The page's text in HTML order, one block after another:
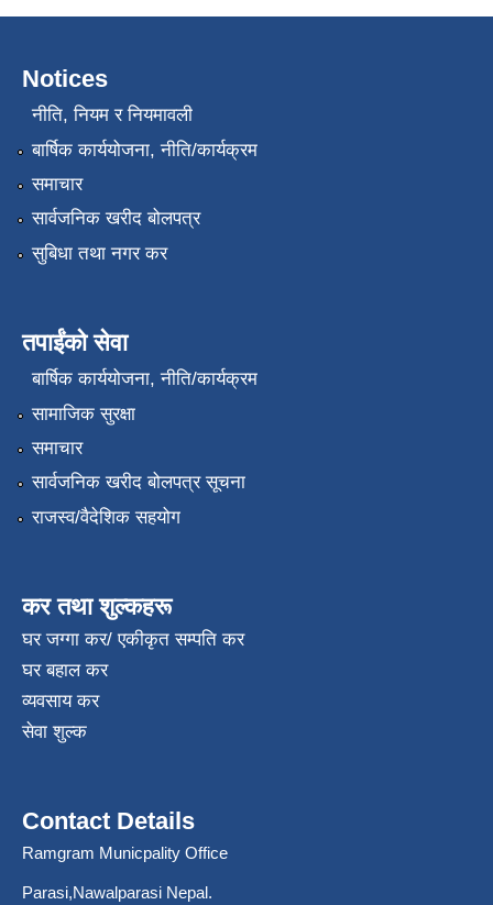
Notices
नीति, नियम र नियमावली
बार्षिक कार्ययोजना, नीति/कार्यक्रम
समाचार
सार्वजनिक खरीद बोलपत्र
सुबिधा तथा नगर कर
तपाईंको सेवा
बार्षिक कार्ययोजना, नीति/कार्यक्रम
सामाजिक सुरक्षा
समाचार
सार्वजनिक खरीद बोलपत्र सूचना
राजस्व/वैदेशिक सहयोग
कर तथा शुल्कहरू
घर जग्गा कर/ एकीकृत सम्पति कर
घर बहाल कर
व्यवसाय कर
सेवा शुल्क
Contact Details
Ramgram Municpality Office
Parasi,Nawalparasi Nepal.